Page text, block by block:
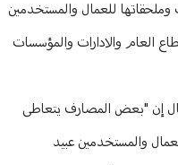
وملحقاتها للعمال والمستخدمين
العام والادارات والمؤسسات
إن "بعض المصارف يتعاطى
والمستخدمين عبيد